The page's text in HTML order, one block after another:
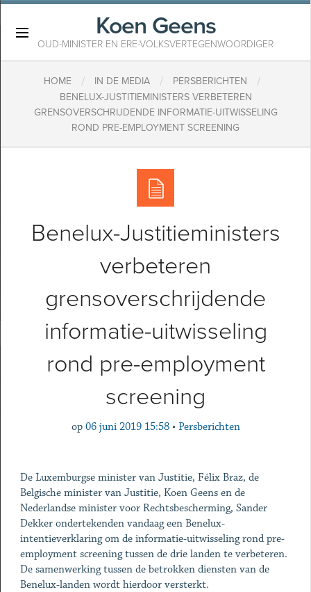
Koen Geens
OUD-MINISTER EN ERE-VOLKSVERTEGENWOORDIGER
HOME / IN DE MEDIA / PERSBERICHTEN /
BENELUX-JUSTITIEMINISTERS VERBETEREN
GRENSOVERSCHRIJDENDE INFORMATIE-UITWISSELING
ROND PRE-EMPLOYMENT SCREENING
Benelux-Justitieministers
verbeteren
grensoverschrijdende
informatie-uitwisseling
rond pre-employment
screening
op 06 juni 2019 15:58 • Persberichten
De Luxemburgse minister van Justitie, Félix Braz, de
Belgische minister van Justitie, Koen Geens en de
Nederlandse minister voor Rechtsbescherming, Sander
Dekker ondertekenden vandaag een Benelux-
intentieverklaring om de informatie-uitwisseling rond pre-
employment screening tussen de drie landen te verbeteren.
De samenwerking tussen de betrokken diensten van de
Benelux-landen wordt hierdoor versterkt.